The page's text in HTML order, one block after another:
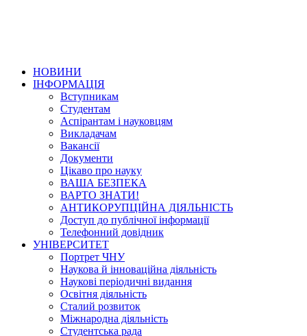
НОВИНИ
ІНФОРМАЦІЯ
Вступникам
Студентам
Аспірантам і науковцям
Викладачам
Вакансії
Документи
Цікаво про науку
ВАША БЕЗПЕКА
ВАРТО ЗНАТИ!
АНТИКОРУПЦІЙНА ДІЯЛЬНІСТЬ
Доступ до публічної інформації
Телефонний довідник
УНІВЕРСИТЕТ
Портрет ЧНУ
Наукова й інноваційна діяльність
Наукові періодичні видання
Освітня діяльність
Сталий розвиток
Міжнародна діяльність
Студентська рада